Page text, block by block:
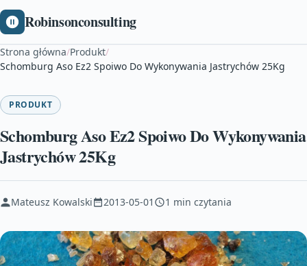
Robinsonconsulting
Strona główna/Produkt/
Schomburg Aso Ez2 Spoiwo Do Wykonywania Jastrychów 25Kg
PRODUKT
Schomburg Aso Ez2 Spoiwo Do Wykonywania
Jastrychów 25Kg
Mateusz Kowalski 2013-05-01 1 min czytania